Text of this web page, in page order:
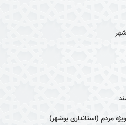
مردم (استانداری بوشهر)